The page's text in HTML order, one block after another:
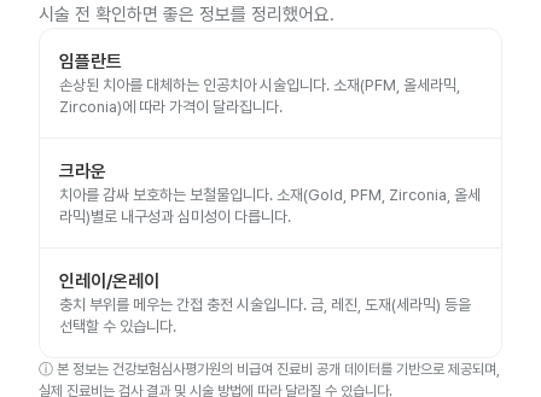
시술 전 확인하면 좋은 정보를 정리했어요.
임플란트
손상된 치아를 대체하는 인공치아 시술입니다. 소재(PFM, 올세라믹,
Zirconia)에 따라 가격이 달라집니다.
크라운
치아를 감싸 보호하는 보철물입니다. 소재(Gold, PFM, Zirconia, 올세
라믹)별로 내구성과 심미성이 다릅니다.
인레이/온레이
충치 부위를 메우는 간접 충전 시술입니다. 금, 레진, 도재(세라믹) 등을
선택할 수 있습니다.
ⓘ 본 정보는 건강보험심사평가원의 비급여 진료비 공개 데이터를 기반으로 제공되며,
실제 진료비는 검사 결과 및 시술 방법에 따라 달라질 수 있습니다.